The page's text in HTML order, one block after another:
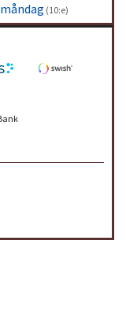
måndag (10:e)